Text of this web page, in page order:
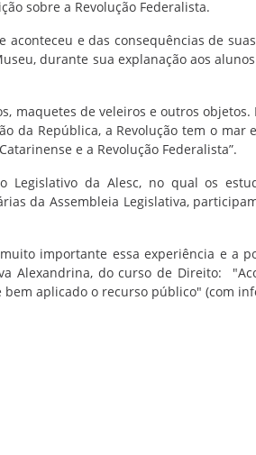
sobre a Revolução Federalista.
e das consequências de
durante sua explanação aos
maquetes de veleiros e outros
da República, a Revolução tem o mar
e a Revolução Federalista”.
Legislativo da Alesc, no qual os
da Assembleia Legislativa,
importante essa experiência e a
Alexandrina, do curso de Direito:
aplicado o recurso público" (com